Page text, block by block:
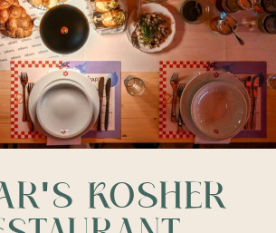
KOSHER